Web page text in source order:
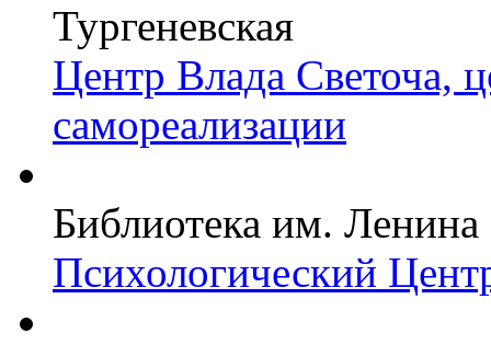
Тургеневская
Центр Влада Светоча,
самореализации
Библиотека им. Ленина
Психологический